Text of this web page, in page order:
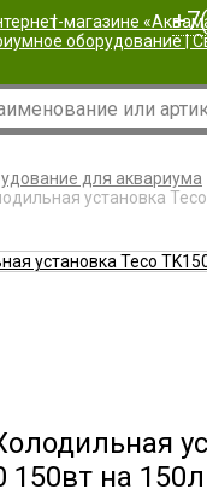
|
для аквариума
установка
150вт на 150л